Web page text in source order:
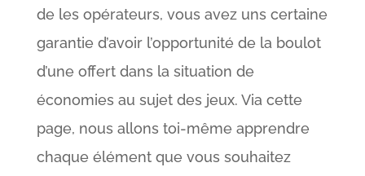
de les opérateurs, vous avez uns certaine
garantie d’avoir l’opportunité de la boulot
d’une offert dans la situation de
économies au sujet des jeux. Via cette
page, nous allons toi-même apprendre
chaque élément que vous souhaitez